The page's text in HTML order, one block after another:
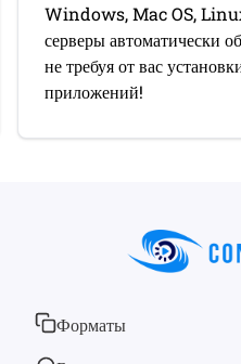
Windows, Mac OS,
серверы автоматически
не требуя от вас
приложений!
Форматы